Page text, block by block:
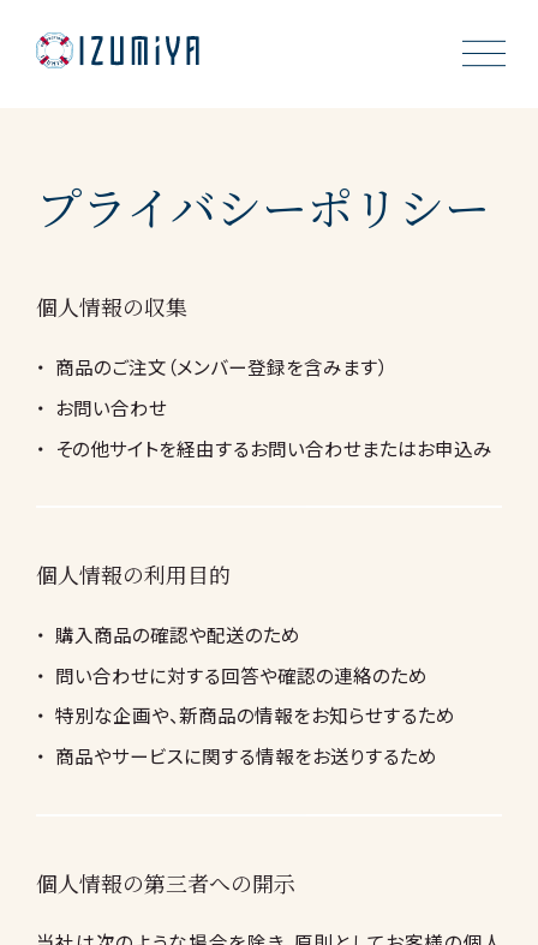
Cookies
News
Shop
プライバシーポリシー
個人情報の収集
商品のご注文（メンバー登録を含みます）
お問い合わせ
その他サイトを経由するお問い合わせまたはお申込み
個人情報の利用目的
購入商品の確認や配送のため
問い合わせに対する回答や確認の連絡のため
特別な企画や、新商品の情報をお知らせするため
商品やサービスに関する情報をお送りするため
個人情報の第三者への開示